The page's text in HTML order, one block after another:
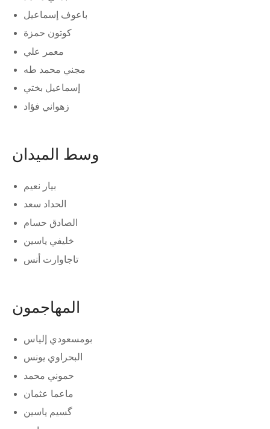
باعوف إسماعيل
كوتون حمزة
معمر علي
مجني محمد طه
إسماعيل بختي
زهواني فؤاد
وسط الميدان
بيار نعيم
الحداد سعد
الصادق حسام
خليفي ياسين
تاجاوارت أنس
المهاجمون
بومسعودي إلياس
البحراوي يونس
حموني محمد
ماعما عثمان
گسيم ياسين